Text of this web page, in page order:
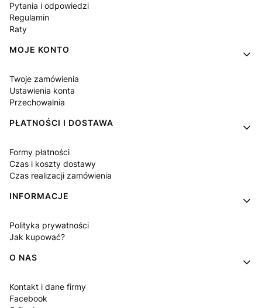
Pytania i odpowiedzi
Regulamin
Raty
MOJE KONTO
Twoje zamówienia
Ustawienia konta
Przechowalnia
PŁATNOŚCI I DOSTAWA
Formy płatności
Czas i koszty dostawy
Czas realizacji zamówienia
INFORMACJE
Polityka prywatności
Jak kupować?
O NAS
Kontakt i dane firmy
Facebook